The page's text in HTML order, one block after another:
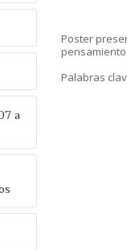
a
Poster
Palabras